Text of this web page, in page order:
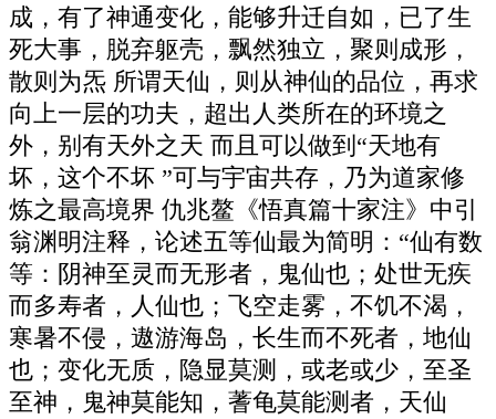
成，有了神通变化，能够升迁自如，已了生
死大事，脱弃躯壳，飘然独立，聚则成形，
散则为炁 所谓天仙，则从神仙的品位，再求
向上一层的功夫，超出人类所在的环境之
外，别有天外之天 而且可以做到“天地有
坏，这个不坏 ”可与宇宙共存，乃为道家修
炼之最高境界 仇兆鳌《悟真篇十家注》中引
翁渊明注释，论述五等仙最为简明：“仙有数
等：阴神至灵而无形者，鬼仙也；处世无疾
而多寿者，人仙也；飞空走雾，不饥不渴，
寒暑不侵，遨游海岛，长生而不死者，地仙
也；变化无质，隐显莫测，或老或少，至圣
至神，鬼神莫能知，蓍龟莫能测者，天仙